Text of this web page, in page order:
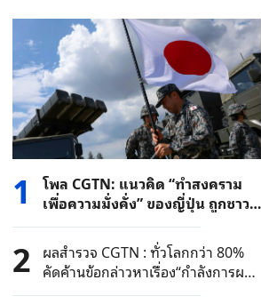
1
โพล CGTN: แนวคิด “ทำสงคราม
เพื่อความมั่งคั่ง” ของญี่ปุ่น ถูกชาว
เน็ตทั่วโลกประณาม
2 ผลสำรวจ CGTN : ทั่วโลกกว่า 80%
คัดค้านข้อกล่าวหาเรื่อง“กำลังการผลิต
ส่วนเกิน” เป็นเครื่องมือกีดกันทางการ